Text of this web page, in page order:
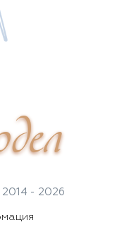
2014 - 2026